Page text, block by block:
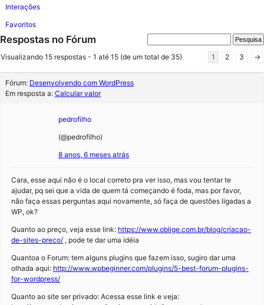
Interações
Favoritos
Respostas no Fórum
Visualizando 15 respostas - 1 até 15 (de um total de 35) 1 2 3 →
Fórum: Desenvolvendo com WordPress
Em resposta a: Calcular valor
pedrofilho
(@pedrofilho)
8 anos, 6 meses atrás
Cara, esse aqui não é o local correto pra ver isso, mas vou tentar te
ajudar, pq sei que a vida de quem tá começando é foda, mas por favor,
não faça essas perguntas aqui novamente, só faça de questões ligadas a
WP, ok?
Quanto ao preço, veja esse link: https://www.oblige.com.br/blog/criacao-
de-sites-preco/ , pode te dar uma idéia
Quantoa o Forum: tem alguns plugins que fazem isso, sugiro dar uma
olhada aqui: http://www.wpbeginner.com/plugins/5-best-forum-plugins-
for-wordpress/
Quanto ao site ser privado: Acessa esse link e veja: